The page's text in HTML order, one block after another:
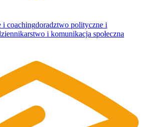
i coachingdoradztwo polityczne i
i komunikacja społeczna